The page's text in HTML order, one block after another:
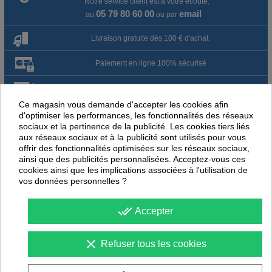
au 05 79 80 60 00ou par email
Livraison gratuite dès 100 € d'achat.
Paiement en ligne 100% sécurisé
Satisfait ou remboursé jusqu'à 60 jours
NOUS PENSONS QUE CES ARTICLES
PEUVENT ÉGALEMENT VOUS INTÉRESSER
-42%
Ce magasin vous demande d'accepter les cookies afin
d'optimiser les performances, les fonctionnalités des réseaux
sociaux et la pertinence de la publicité. Les cookies tiers liés
aux réseaux sociaux et à la publicité sont utilisés pour vous
offrir des fonctionnalités optimisées sur les réseaux sociaux,
ainsi que des publicités personnalisées. Acceptez-vous ces
cookies ainsi que les implications associées à l'utilisation de
vos données personnelles ?
done_all Accepter
clear Refuser tous les cookies